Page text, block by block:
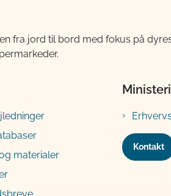
fra jord til bord med fokus på
materialer
Kontakt